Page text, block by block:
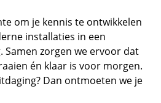
om je kennis te ontwikkelen
installaties in een
Samen zorgen we ervoor dat
én klaar is voor morgen.
Dan ontmoeten we je